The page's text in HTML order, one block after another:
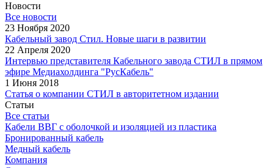
Новости
Все новости
23 Ноября 2020
Кабельный завод Стил. Новые шаги в развитии
22 Апреля 2020
Интервью представителя Кабельного завода СТИЛ в прямом
эфире Медиахолдинга "РусКабель"
1 Июня 2018
Статья о компании СТИЛ в авторитетном издании
Статьи
Все статьи
Кабели ВВГ с оболочкой и изоляцией из пластика
Бронированный кабель
Медный кабель
Компания